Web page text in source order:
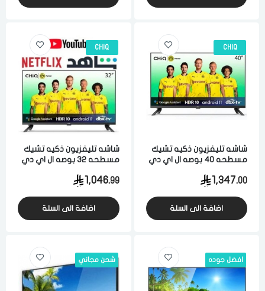
CHIQ
شاشه تليفزيون ذكيه تشيك
مسطحه 40 بوصه ال اي دي
تشغيل أندرويد 11 اسود
1,347.00
اضافة الى السلة
CHIQ
شاشه تليفزيون ذكيه تشيك
مسطحه 32 بوصه ال اي دي
تشغيل أندرويد 11 اسود
1,046.99
اضافة الى السلة
افضل جوده شحن مجاني